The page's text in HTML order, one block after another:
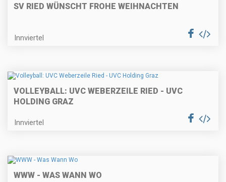
SV RIED WÜNSCHT FROHE WEIHNACHTEN
Innviertel
VOLLEYBALL: UVC WEBERZEILE RIED - UVC
HOLDING GRAZ
Innviertel
WWW - WAS WANN WO